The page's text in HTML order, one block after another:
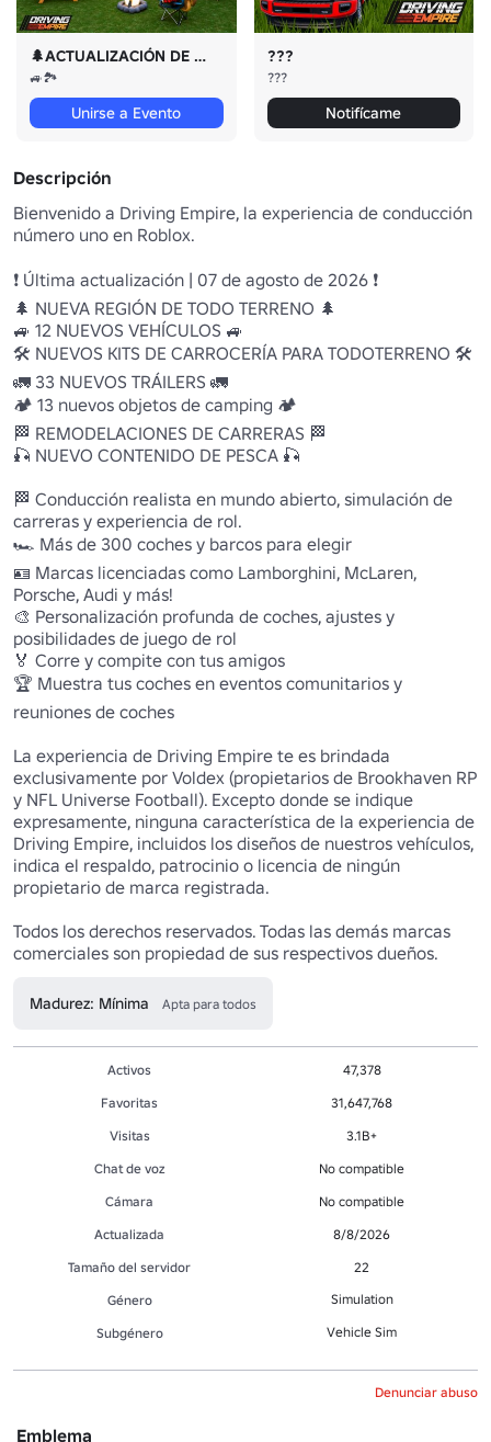
🌲ACTUALIZACIÓN DE OFFROAD YA DISPONIBLE🌲
🚙🏞️
Unirse a Evento
???
???
Notifícame
Descripción
Bienvenido a Driving Empire, la experiencia de conducción
número uno en Roblox.
❗ Última actualización | 07 de agosto de 2026 ❗
🌲 NUEVA REGIÓN DE TODO TERRENO 🌲
🚙 12 NUEVOS VEHÍCULOS 🚙
🛠️ NUEVOS KITS DE CARROCERÍA PARA TODOTERRENO 🛠️
🚛 33 NUEVOS TRÁILERS 🚛
🏕️ 13 nuevos objetos de camping 🏕️
🏁 REMODELACIONES DE CARRERAS 🏁
🎣 NUEVO CONTENIDO DE PESCA 🎣
🏁 Conducción realista en mundo abierto, simulación de
carreras y experiencia de rol.
🏎️ Más de 300 coches y barcos para elegir
🪪 Marcas licenciadas como Lamborghini, McLaren,
Porsche, Audi y más!
🎨 Personalización profunda de coches, ajustes y
posibilidades de juego de rol
🏅 Corre y compite con tus amigos
🏆 Muestra tus coches en eventos comunitarios y
reuniones de coches
La experiencia de Driving Empire te es brindada
exclusivamente por Voldex (propietarios de Brookhaven RP
y NFL Universe Football). Excepto donde se indique
expresamente, ninguna característica de la experiencia de
Driving Empire, incluidos los diseños de nuestros vehículos,
indica el respaldo, patrocinio o licencia de ningún
propietario de marca registrada.
Todos los derechos reservados. Todas las demás marcas
comerciales son propiedad de sus respectivos dueños.
Madurez: Mínima Apta para todos
Activos
47,378
Favoritas
31,647,768
Visitas
3.1B+
Chat de voz
No compatible
Cámara
No compatible
Actualizada
8/8/2026
Tamaño del servidor
22
Género
Simulation
Subgénero Vehicle Sim
Denunciar abuso
Emblema